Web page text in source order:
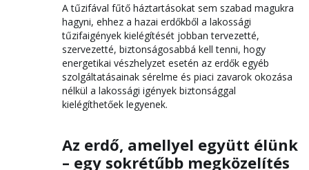
A tűzifával fűtő háztartásokat sem szabad magukra
hagyni, ehhez a hazai erdőkből a lakossági
tűzifaigények kielégítését jobban tervezetté,
szervezetté, biztonságosabbá kell tenni, hogy
energetikai vészhelyzet esetén az erdők egyéb
szolgáltatásainak sérelme és piaci zavarok okozása
nélkül a lakossági igények biztonsággal
kielégíthetőek legyenek.
Az erdő, amellyel együtt élünk
– egy sokrétűbb megközelítés